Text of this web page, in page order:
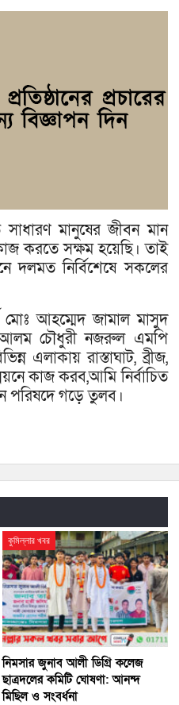
সাধারণ মানুষের জীবন মান
করতে সক্ষম হয়েছি। তাই
দলমত নির্বিশেষে সকলের
মোঃ আহম্মেদ জামাল মাসুদ
আলম চৌধুরী নজরুল এমপি
এলাকায় রাস্তাঘাট, ব্রীজ,
কাজ করব,আমি নির্বাচিত
পরিষদে গড়ে তুলব।
কুমিল্লার খবর
নিমসার জুনাব আলী ডিগ্রি কলেজ
ছাত্রদলের কমিটি ঘোষণা: আনন্দ
মিছিল ও সংবর্ধনা